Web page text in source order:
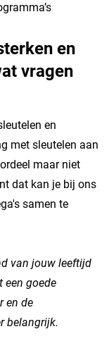
en
vragen
en
met sleutelen aan
maar niet
dat kan je bij ons
samen te
van jouw leeftijd
een goede
en de
belangrijk.